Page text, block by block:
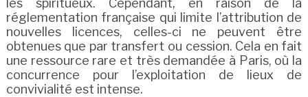
réglementation française qui limite l’attribution de
nouvelles licences, celles-ci ne peuvent être
obtenues que par transfert ou cession. Cela en fait
une ressource rare et très demandée à Paris, où la
concurrence pour l’exploitation de lieux de
convivialité est intense.